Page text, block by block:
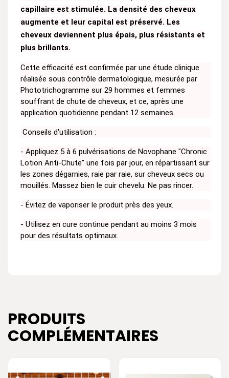
capillaire est stimulée. La densité des cheveux
augmente et leur capital est préservé. Les
cheveux deviennent plus épais, plus résistants et
plus brillants.
Cette efficacité est confirmée par une étude clinique
réalisée sous contrôle dermatologique, mesurée par
Phototrichogramme sur 29 hommes et femmes
souffrant de chute de cheveux, et ce, après une
application quotidienne pendant 12 semaines.
Conseils d'utilisation :
- Appliquez 5 à 6 pulvérisations de Novophane "Chronic
Lotion Anti-Chute" une fois par jour, en répartissant sur
les zones dégarnies, raie par raie, sur cheveux secs ou
mouillés. Massez bien le cuir chevelu. Ne pas rincer.
- Évitez de vaporiser le produit près des yeux.
- Utilisez en cure continue pendant au moins 3 mois
pour des résultats optimaux.
PRODUITS
COMPLÉMENTAIRES